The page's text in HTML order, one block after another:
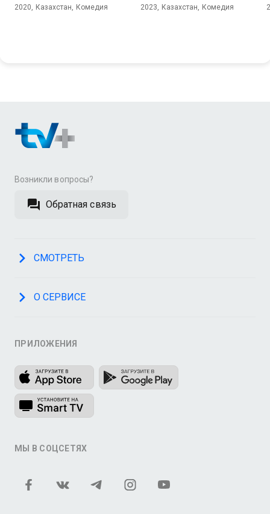
2020, Казахстан, Комедия 2023, Казахстан, Комедия
Возникли вопросы?
Обратная связь
СМОТРЕТЬ
О СЕРВИСЕ
ПРИЛОЖЕНИЯ
МЫ В СОЦСЕТЯХ